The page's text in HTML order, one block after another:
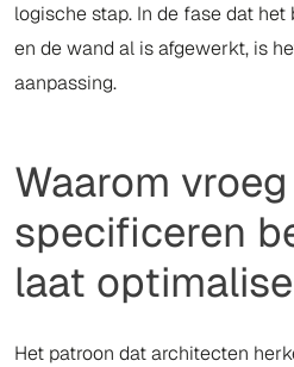
logische stap. In de fase dat
en de wand al is afgewerkt, is
aanpassing.
Waarom vroeg
specificeren
laat
Het patroon dat architecten